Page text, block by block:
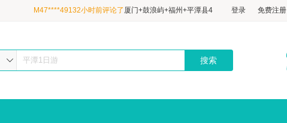
荐最佳福建旅行社-预订电话:189-6507-8798 登录 免费注册
&宝藏鼓浪屿+吉尼斯炮台+平潭北部湾|厦进福出
县4日3晚跟团游·清新双海岛&性价比甄选&1晚福州自选